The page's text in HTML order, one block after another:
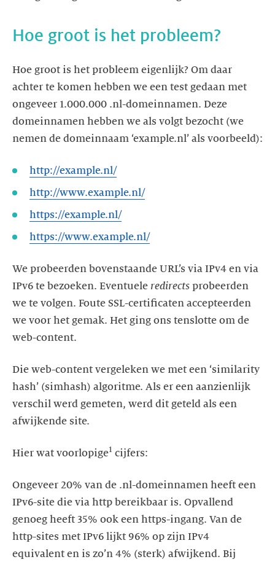
Hoe groot is het probleem?
Hoe groot is het probleem eigenlijk? Om daar
achter te komen hebben we een test gedaan met
ongeveer 1.000.000 .nl-domeinnamen. Deze
domeinnamen hebben we als volgt bezocht (we
nemen de domeinnaam ‘example.nl’ als voorbeeld):
http://example.nl/
http://www.example.nl/
https://example.nl/
https://www.example.nl/
We probeerden bovenstaande URL’s via IPv4 en via
IPv6 te bezoeken. Eventuele redirects probeerden
we te volgen. Foute SSL-certificaten accepteerden
we voor het gemak. Het ging ons tenslotte om de
web-content.
Die web-content vergeleken we met een ‘similarity
hash’ (simhash) algoritme. Als er een aanzienlijk
verschil werd gemeten, werd dit geteld als een
afwijkende site.
Hier wat voorlopige1 cijfers:
Ongeveer 20% van de .nl-domeinnamen heeft een
IPv6-site die via http bereikbaar is. Opvallend
genoeg heeft 35% ook een https-ingang. Van de
http-sites met IPv6 lijkt 96% op zijn IPv4
equivalent en is zo’n 4% (sterk) afwijkend. Bij